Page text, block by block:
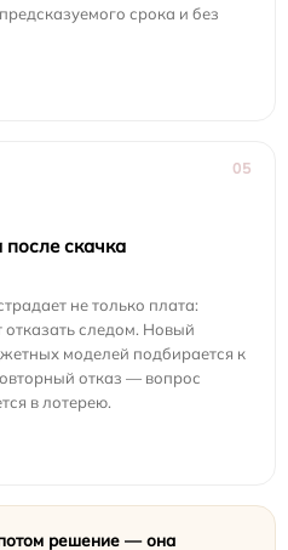
срока и без
05
после скачка
не только плата:
следом. Новый
моделей подбирается к
отказ — вопрос
в лотерею.
решение — она